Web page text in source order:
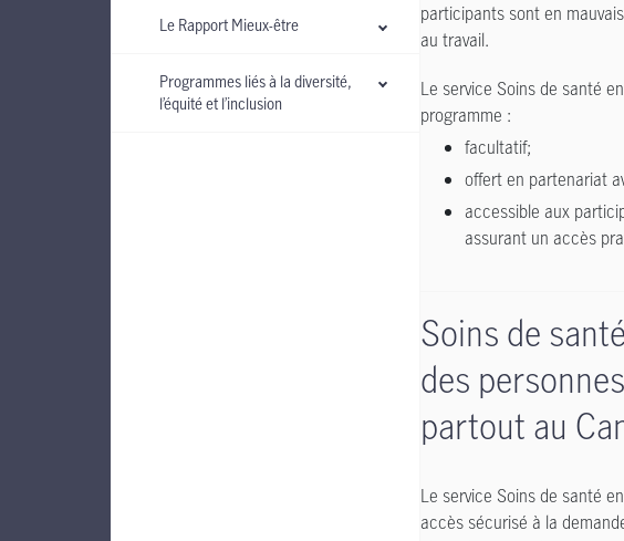
Le Rapport Mieux-être
Programmes liés à la diversité,
l’équité et l’inclusion
participants sont en
au travail.
Le service Soins de santé
programme :
facultatif;
offert en partenariat
accessible aux
assurant un accès
Soins de
des
partout au
Le service Soins de santé
accès sécurisé à la